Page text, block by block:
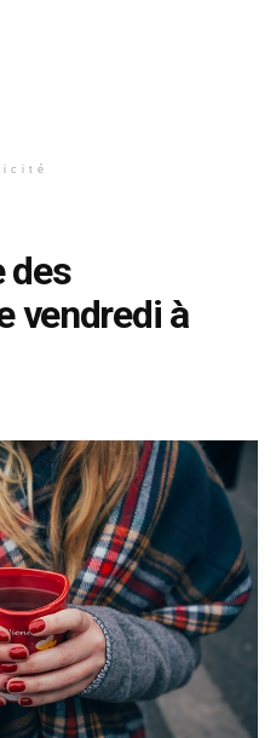
des
vendredi à